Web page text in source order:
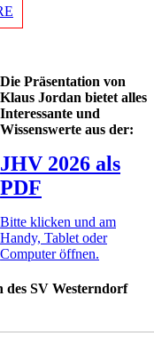
Die Präsentation von
Klaus Jordan bietet alles
Interessante und
Wissenswerte aus der:
JHV 2026 als
PDF
Bitte klicken und am
Handy, Tablet oder
Computer öffnen.
SV Westerndorf